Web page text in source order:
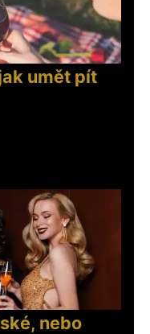
umět pít
nebo